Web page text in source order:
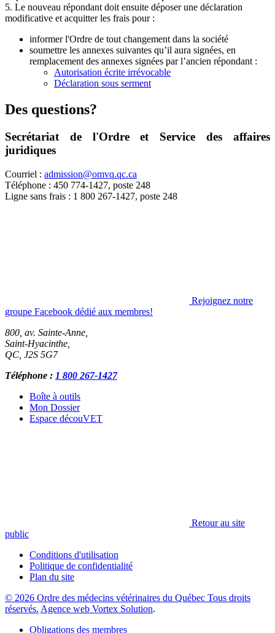
5. Le nouveau répondant doit ensuite déposer une déclaration
modificative et acquitter les frais pour :
informer l'Ordre de tout changement dans la société
soumettre les annexes suivantes qu’il aura signées, en
remplacement des annexes signées par l’ancien répondant :
Autorisation écrite irrévocable
Déclaration sous serment
Des questions?
Secrétariat de l'Ordre et Service des affaires
juridiques
Courriel : admission@omvq.qc.ca
Téléphone : 450 774-1427, poste 248
Ligne sans frais : 1 800 267-1427, poste 248
Rejoignez notre
groupe Facebook dédié aux membres!
800, av. Sainte-Anne,
Saint-Hyacinthe
QC J2S 5G7
Téléphone : 1 800 267-1427
Boîte à outils
Mon Dossier
Espace découVET
Retour au site
public
Conditions d'utilisation
Politique de confidentialité
Plan du site
© 2026 Ordre des médecins vétérinaires du Québec Tous droits
réservés. Agence web Vortex Solution.
Obligations des membres